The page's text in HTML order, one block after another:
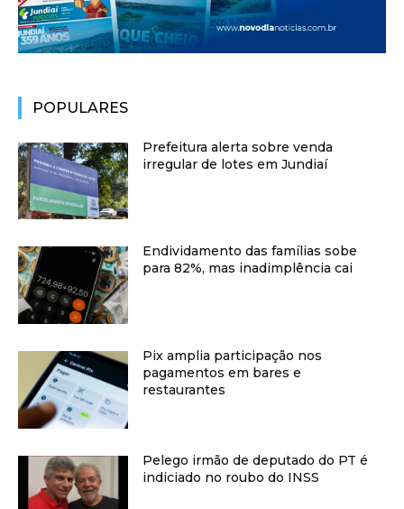
POPULARES
Prefeitura alerta sobre venda
irregular de lotes em Jundiaí
Endividamento das famílias sobe
para 82%, mas inadimplência cai
Pix amplia participação nos
pagamentos em bares e
restaurantes
Pelego irmão de deputado do PT é
indiciado no roubo do INSS